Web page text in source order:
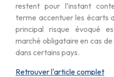
restent pour l’instant
terme accentuer les écarts
principal risque évoqué
marché obligataire en cas
dans certains pays.
Retrouver l'article complet